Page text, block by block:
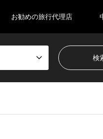
お勧めの旅行代理店